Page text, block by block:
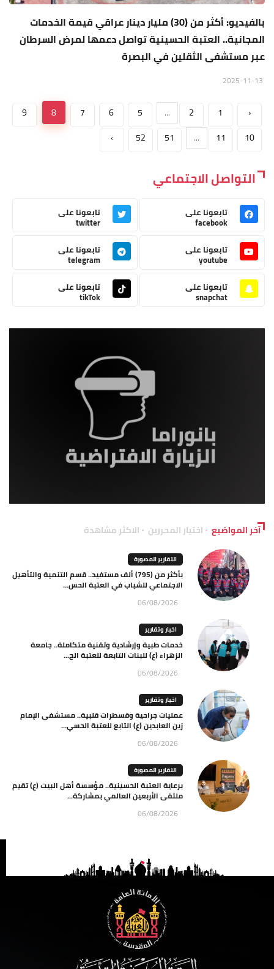
بالفيديو: أكثر من (30) مليار دينار عراقي قيمة الخدمات
المجانية.. العتبة الحسينية تواصل دعمها لمرض السرطان
عبر مستشفى الثقلين في البصرة
‹
1
2
...
5
6
7
8
9
10
11
...
51
52
›
التواصل الاجتماعي
تابعونا على
facebook
تابعونا على
twitter
تابعونا على
youtube
تابعونا على
telegram
تابعونا على
snapchat
تابعونا على
tikTok
آخر المواضيع اختيار المحررين الاكثر مشاهدة
التقارير المصورة
بأكثر من (795) ألف مستفيد.. قسم التنمية والتأهيل
الاجتماعي للشباب في العتبة الحس...
06/08/2026
اخبار وتقارير
خدمات طبية وإرشادية وتقنية متكاملة.. جامعة
الزهراء (ع) للبنات التابعة للعتبة الح...
06/08/2026
اخبار وتقارير
عمليات جراحية وقسطرات قلبية.. مستشفى الإمام
زين العابدين (ع) التابع للعتبة الحسي...
06/08/2026
التقارير المصورة
برعاية العتبة الحسينية.. مؤسسة أهل البيت (ع) تقيم
ملتقى الأربعين العالمي بمشاركة...
06/08/2026